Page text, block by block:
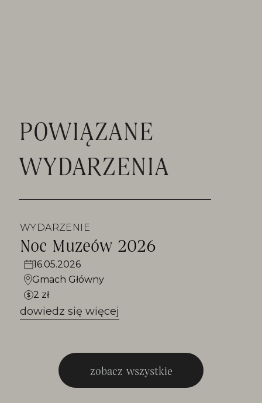
POWIĄZANE
WYDARZENIA
WYDARZENIE
Noc Muzeów 2026
16.05.2026
Gmach Główny
2 zł
dowiedz się więcej
zobacz wszystkie